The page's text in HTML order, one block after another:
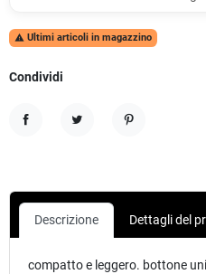
 Ultimi articoli in magazzino
Condividi
Descrizione Dettagli del
compatto e leggero. bottone